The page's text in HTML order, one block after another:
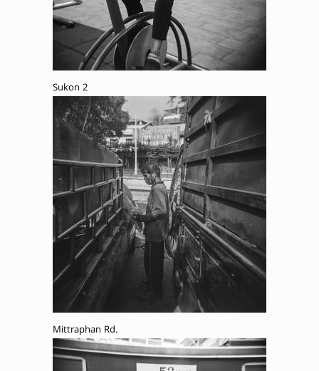
Sukon 2
Mittraphan Rd.